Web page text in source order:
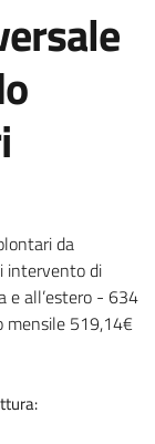
da
intervento di
e all’estero - 634
mensile 519,14€